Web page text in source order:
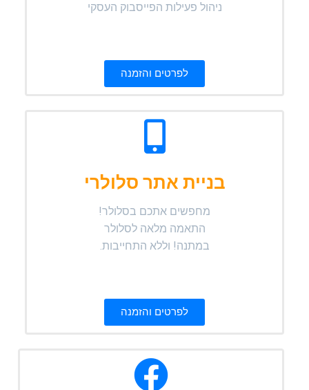
ניהול פעילות הפייסבוק העסקי
לפרטים והזמנה
בניית אתר סלולרי
מחפשים אתכם בסלולר!
התאמה מלאה לסלולר
במתנה! וללא התחייבות.
לפרטים והזמנה